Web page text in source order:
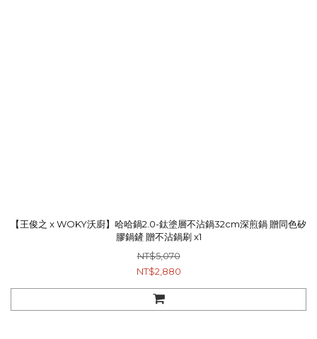
【王俊之 x WOKY沃廚】哈哈鍋2.0-鈦塗層不沾鍋32cm深煎鍋 贈同色矽
膠鍋鏟 贈不沾鍋刷 x1
NT$5,070
NT$2,880